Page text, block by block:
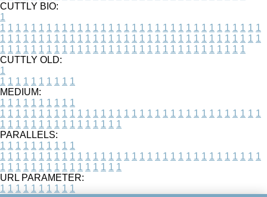
CUTTLY BIO:
1
1 1 1 1 1 1 1 1 1 1 1 1 1 1 1 1 1 1 1 1 1 1 1 1 1 1 1 1 1 1 1 1 1 1
1 1 1 1 1 1 1 1 1 1 1 1 1 1 1 1 1 1 1 1 1 1 1 1 1 1 1 1 1 1 1 1 1 1
1 1 1 1 1 1 1 1 1 1 1 1 1 1 1 1 1 1 1 1 1 1 1 1 1 1 1 1 1 1 1 1
CUTTLY OLD:
1
1 1 1 1 1 1 1 1 1 1
MEDIUM:
1 1 1 1 1 1 1 1 1 1
1 1 1 1 1 1 1 1 1 1 1 1 1 1 1 1 1 1 1 1 1 1 1 1 1 1 1 1 1 1 1 1 1 1
1 1 1 1 1 1 1 1 1 1 1 1 1 1 1 1
PARALLELS:
1 1 1 1 1 1 1 1 1 1
1 1 1 1 1 1 1 1 1 1 1 1 1 1 1 1 1 1 1 1 1 1 1 1 1 1 1 1 1 1 1 1 1 1
1 1 1 1 1 1 1 1 1 1 1 1 1 1 1 1
URL PARAMETER:
1 1 1 1 1 1 1 1 1 1